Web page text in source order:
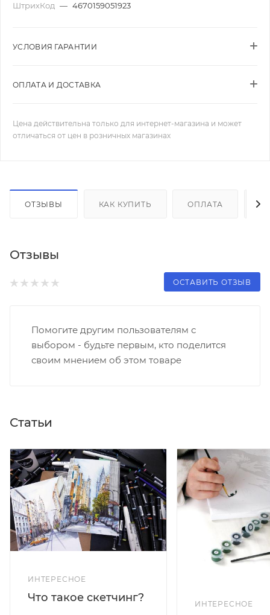
ШтрихКод — 4670159051923
УСЛОВИЯ ГАРАНТИИ
ОПЛАТА И ДОСТАВКА
Цена действительна только для интернет-магазина и может
отличаться от цен в розничных магазинах
ОТЗЫВЫ КАК КУПИТЬ ОПЛАТА
Отзывы
ОСТАВИТЬ ОТЗЫВ
Помогите другим пользователям с
выбором - будьте первым, кто поделится
своим мнением об этом товаре
Статьи
ИНТЕРЕСНОЕ
Что такое скетчинг?
ИНТЕРЕСНОЕ